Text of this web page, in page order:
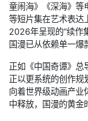
童闹海》《深海》等
等短片集在艺术表达
2026年呈现的“续作
国漫已从依赖单一爆
正如《中国奇谭》总
正以更系统的创作规
向着世界级动画产
中释放，国漫的黄金